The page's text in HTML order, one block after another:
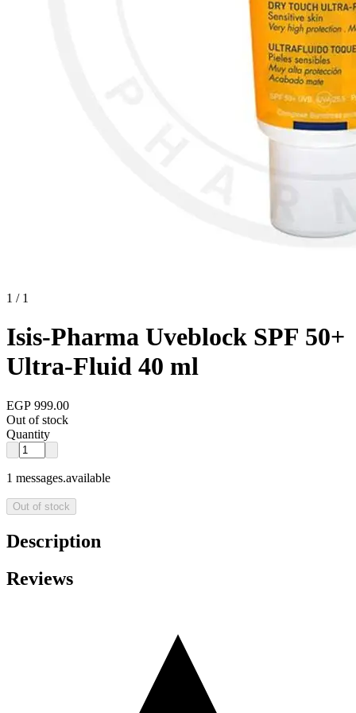
1 / 1
Isis-Pharma Uveblock SPF 50+
Ultra-Fluid 40 ml
EGP 999.00
Out of stock
Quantity
1 messages.available
Out of stock
Description
Reviews